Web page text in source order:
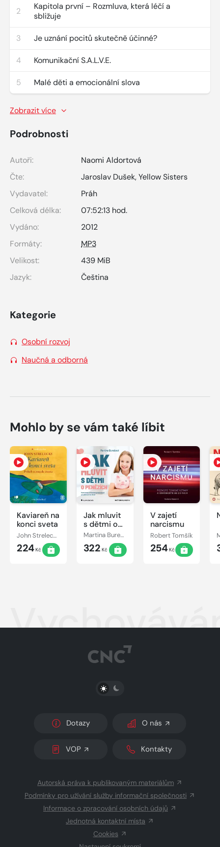
2
Kapitola první – Rozmluva, která léčí a
sbližuje
3 Je uznání pocitů skutečně účinné?
4 Komunikační S.A.L.V.E.
5 Malé děti a emocionální slova
Zobrazit více
Podrobnosti
Autoři:
Naomi Aldortová
Čte:
Jaroslav Dušek,Yellow Sisters
Vydavatel:
Práh
Celková délka:
07:52:13 hod.
Vydáno:
2012
Formáty:
MP3
Velikost:
439 MiB
Jazyk:
Čeština
Kategorie
Osobní rozvoj
Naučná a odborná
Mohlo by se vám také líbit
Kaviareň na
konci sveta
John Strelecky
224Kč
Jak mluvit
s dětmi o
penězích Martina Burešová
322 Kč
V zajetí
narcismu
Robert Tomšík
254Kč
PŘEPNOUT SVĚTLÝ/TMAVÝ REŽIM
Dotazy O nás
VOP Kontakty
Autorská práva k publikovaným materiálům
Podmínky pro užívání služby informační společnosti
Informace o zpracování osobních údajů
Jednotná kontaktní místa
Cookies